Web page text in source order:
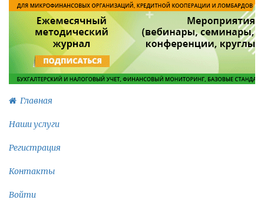
Главная
Наши услуги
Регистрация
Контакты
Войти